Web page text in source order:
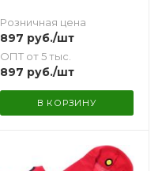
Розничная цена
897 руб./шт
ОПТ от 5 тыс.
897 руб./шт
В КОРЗИНУ